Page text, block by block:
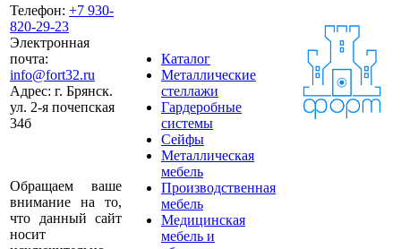
Телефон: +7 930-
820-29-23
Электронная
почта:
info@fort32.ru
Адрес: г. Брянск.
ул. 2-я почепская
34б
Обращаем ваше
внимание на то,
что данный сайт
носит
Каталог
Металлические
стеллажи
Гардеробные
системы
Сейфы
Металлическая
мебель
Производственная
мебель
Медицинская
мебель и